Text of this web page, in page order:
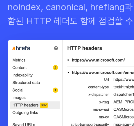
noindex, canonical, hreflang과
함된 HTTP 헤더도 함께 점검할